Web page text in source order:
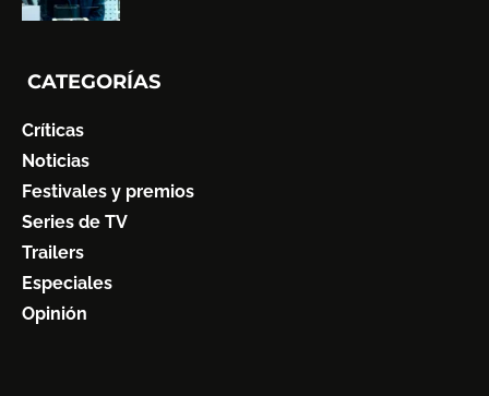
CATEGORÍAS
Críticas
Noticias
Festivales y premios
Series de TV
Trailers
Especiales
Opinión